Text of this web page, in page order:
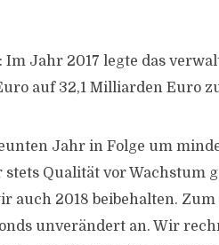
Jahr 2017 legte das
auf 32,1 Milliarden Euro
Jahr in Folge um
Qualität vor Wachstum
auch 2018 beibehalten.
un­ver­ändert an. Wir